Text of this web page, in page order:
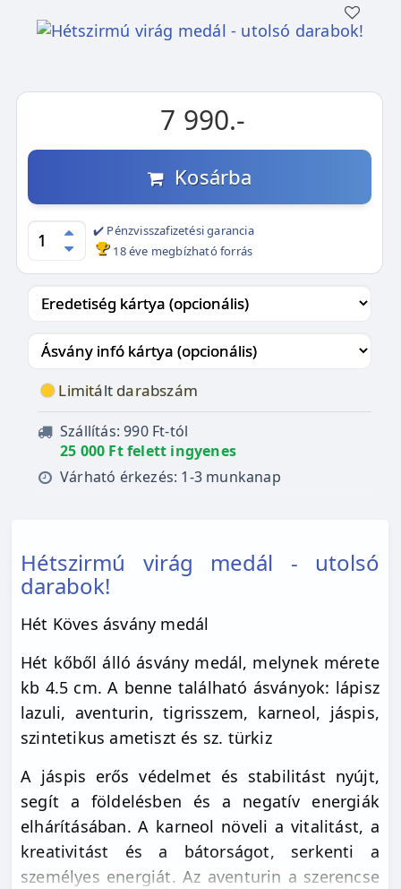
7 990.-
Kosárba
✔️ Pénzvisszafizetési garancia
18 éve megbízható forrás
Limitált darabszám
Szállítás: 990 Ft-tól
25 000 Ft felett ingyenes
Várható érkezés: 1-3 munkanap
Hétszirmú virág medál - utolsó
darabok!
Hét Köves ásvány medál
Hét kőből álló ásvány medál, melynek mérete
kb 4.5 cm. A benne található ásványok: lápisz
lazuli, aventurin, tigrisszem, karneol, jáspis,
szintetikus ametiszt és sz. türkiz
A jáspis erős védelmet és stabilitást nyújt,
segít a földelésben és a negatív energiák
elhárításában. A karneol növeli a vitalitást, a
kreativitást és a bátorságot, serkenti a
személyes energiát. Az aventurin a szerencse